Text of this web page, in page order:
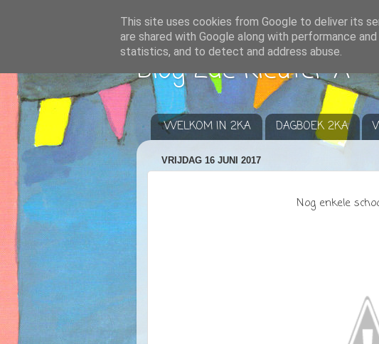
Blog 2de kleuter A
WELKOM IN 2KA DAGBOEK 2KA
VRIJDAG 16 JUNI 2017
Nog enkele
This site uses cookies from Google to deliver its
are shared with Google along with performance
statistics, and to detect and address abuse.